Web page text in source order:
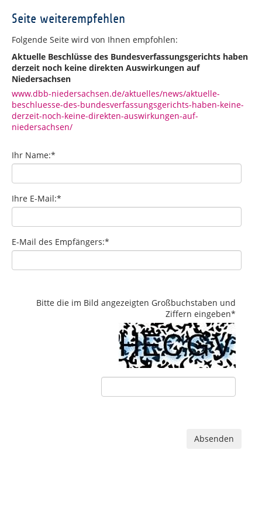
Seite weiterempfehlen
Folgende Seite wird von Ihnen empfohlen:
Aktuelle Beschlüsse des Bundesverfassungsgerichts haben
derzeit noch keine direkten Auswirkungen auf
Niedersachsen
www.dbb-niedersachsen.de/aktuelles/news/aktuelle-
beschluesse-des-bundesverfassungsgerichts-haben-keine-
derzeit-noch-keine-direkten-auswirkungen-auf-
niedersachsen/
Ihr Name:*
Ihre E-Mail:*
E-Mail des Empfängers:*
Bitte die im Bild angezeigten Großbuchstaben und
Ziffern eingeben*
Absenden